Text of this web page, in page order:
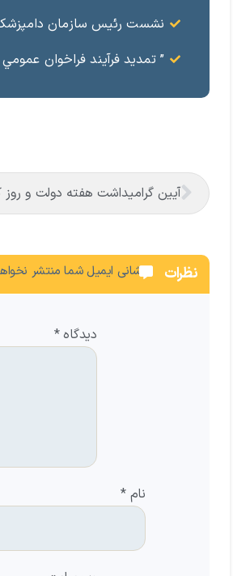
نشست رئیس سازمان
” تمدید فرآيند فراخوان
نظرات نشانی ایمیل شما منتشر
دیدگاه*
نام*